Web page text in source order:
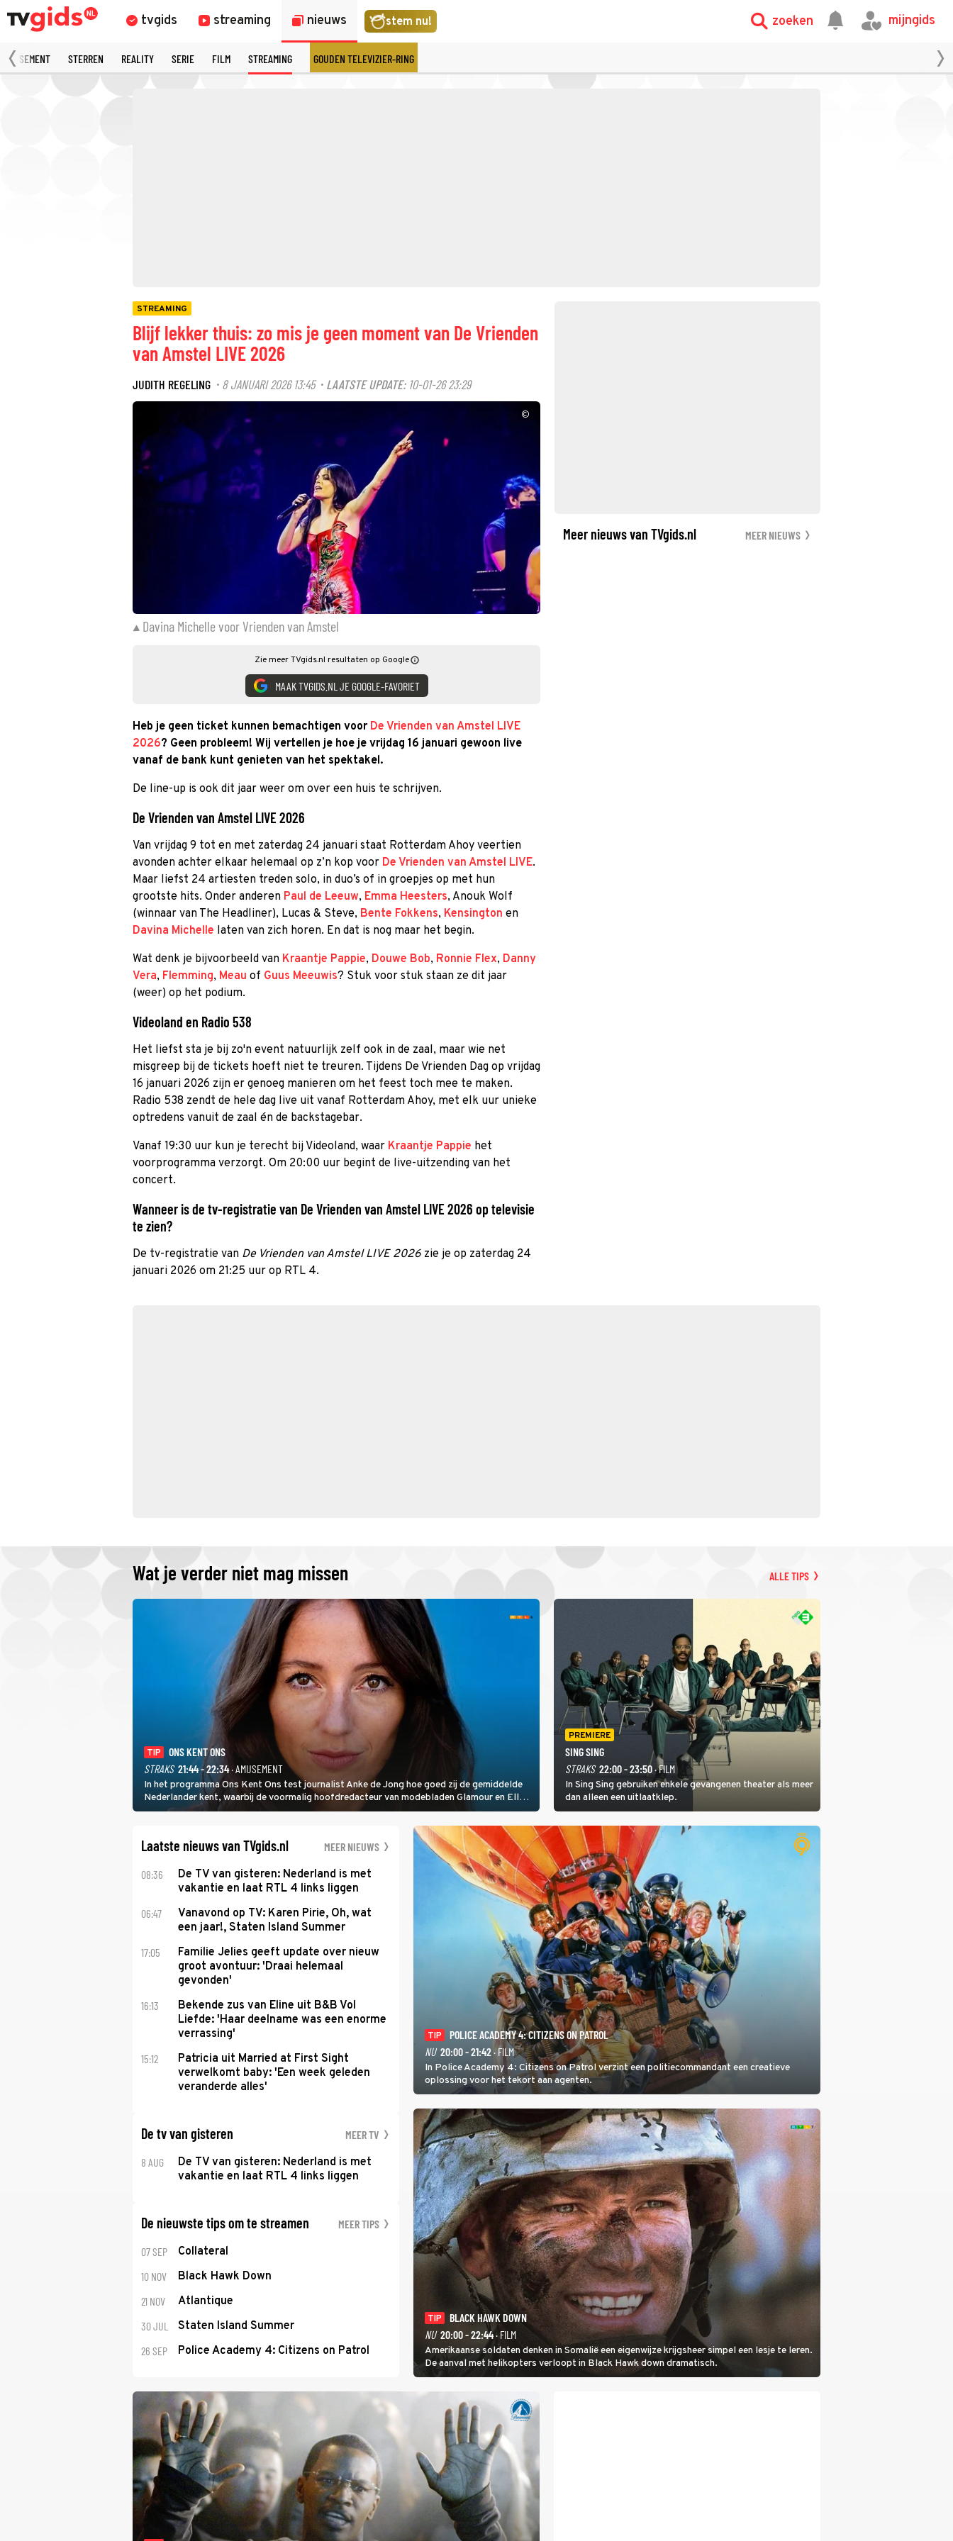
tvgids streaming nieuws stem nu! zoeken mijngids
AMUSEMENT STERREN REALITY SERIE FILM STREAMING GOUDEN TELEVIZIER-RING
STREAMING
Blijf lekker thuis: zo mis je geen moment van De Vrienden
van Amstel LIVE 2026
JUDITH REGELING · 8 JANUARI 2026 13:45· LAATSTE UPDATE: 10-01-26 23:29
©
Davina Michelle voor Vrienden van Amstel
Zie meer TVgids.nl resultaten op Google
MAAK TVGIDS.NL JE GOOGLE-FAVORIET
Heb je geen ticket kunnen bemachtigen voor De Vrienden van Amstel LIVE
2026? Geen probleem! Wij vertellen je hoe je vrijdag 16 januari gewoon live
vanaf de bank kunt genieten van het spektakel.
De line-up is ook dit jaar weer om over een huis te schrijven.
De Vrienden van Amstel LIVE 2026
Van vrijdag 9 tot en met zaterdag 24 januari staat Rotterdam Ahoy veertien
avonden achter elkaar helemaal op z’n kop voor De Vrienden van Amstel LIVE.
Maar liefst 24 artiesten treden solo, in duo’s of in groepjes op met hun
grootste hits. Onder anderen Paul de Leeuw, Emma Heesters, Anouk Wolf
(winnaar van The Headliner), Lucas & Steve, Bente Fokkens, Kensington en
Davina Michelle laten van zich horen. En dat is nog maar het begin.
Wat denk je bijvoorbeeld van Kraantje Pappie, Douwe Bob, Ronnie Flex, Danny
Vera, Flemming, Meau of Guus Meeuwis? Stuk voor stuk staan ze dit jaar
(weer) op het podium.
Videoland en Radio 538
Het liefst sta je bij zo'n event natuurlijk zelf ook in de zaal, maar wie net
misgreep bij de tickets hoeft niet te treuren. Tijdens De Vrienden Dag op vrijdag
16 januari 2026 zijn er genoeg manieren om het feest toch mee te maken.
Radio 538 zendt de hele dag live uit vanaf Rotterdam Ahoy, met elk uur unieke
optredens vanuit de zaal én de backstagebar.
Vanaf 19:30 uur kun je terecht bij Videoland, waar Kraantje Pappie het
voorprogramma verzorgt. Om 20:00 uur begint de live-uitzending van het
concert.
Wanneer is de tv-registratie van De Vrienden van Amstel LIVE 2026 op televisie
te zien?
De tv-registratie van De Vrienden van Amstel LIVE 2026 zie je op zaterdag 24
januari 2026 om 21:25 uur op RTL 4.
Meer nieuws van TVgids.nl MEER NIEUWS
Wat je verder niet mag missen ALLE TIPS
TIP
ONS KENT ONS
STRAKS 21:44 - 22:34· AMUSEMENT
In het programma Ons Kent Ons test journalist Anke de Jong hoe goed zij de gemiddelde
Nederlander kent, waarbij de voormalig hoofdredacteur van modebladen Glamour en Elle
het samen met rapper Keizer opneemt tegen Edson da Graça en Marc-Marie Huijbregts.
PREMIERE
SING SING
STRAKS 22:00 - 23:50· FILM
In Sing Sing gebruiken enkele gevangenen theater als meer
dan alleen een uitlaatklep.
Laatste nieuws van TVgids.nl MEER NIEUWS
08:36
De TV van gisteren: Nederland is met
vakantie en laat RTL 4 links liggen
06:47
Vanavond op TV: Karen Pirie, Oh, wat
een jaar!, Staten Island Summer
17:05
Familie Jelies geeft update over nieuw
groot avontuur: 'Draai helemaal
gevonden'
16:13
Bekende zus van Eline uit B&B Vol
Liefde: 'Haar deelname was een enorme
verrassing'
15:12
Patricia uit Married at First Sight
verwelkomt baby: 'Een week geleden
veranderde alles'
De tv van gisteren MEER TV
8 AUG
De TV van gisteren: Nederland is met
vakantie en laat RTL 4 links liggen
De nieuwste tips om te streamen MEER TIPS
07 SEP Collateral
10 NOV Black Hawk Down
21 NOV Atlantique
30 JUL Staten Island Summer
26 SEP Police Academy 4: Citizens on Patrol
TIP
POLICE ACADEMY 4: CITIZENS ON PATROL
NU 20:00 - 21:42· FILM
In Police Academy 4: Citizens on Patrol verzint een politiecommandant een creatieve
oplossing voor het tekort aan agenten.
TIP
BLACK HAWK DOWN
NU 20:00 - 22:44· FILM
Amerikaanse soldaten denken in Somalië een eigenwijze krijgsheer simpel een lesje te leren.
De aanval met helikopters verloopt in Black Hawk down dramatisch.